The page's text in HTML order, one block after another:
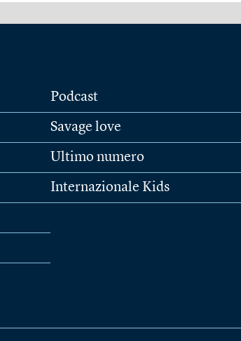
Podcast
Savage love
Ultimo numero
Internazionale Kids